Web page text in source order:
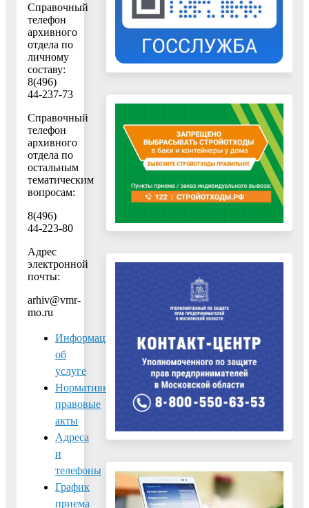
Справочный
телефон
архивного
отдела по
личному
составу:
8(496)
44-237-73
Справочный
телефон
архивного
отдела по
остальным
тематическим
вопросам:
8(496)
44-223-80
Адрес
электронной
почты:
arhiv@vmr-
mo.ru
Информация
об
услуге
Нормативно-
правовые
акты
Адреса
и
телефоны
График
приема